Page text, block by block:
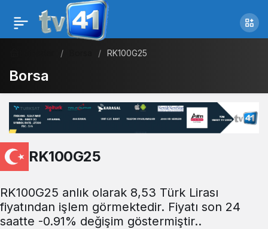
RK100G25
Borsa
RK100G25
RK100G25 anlık olarak 8,53 Türk Lirası
fiyatından işlem görmektedir. Fiyatı son 24
saatte -0.91% değişim göstermiştir..